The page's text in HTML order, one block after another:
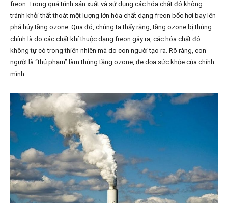
freon. Trong quá trình sản xuất và sử dụng các hóa chất đó không
tránh khỏi thất thoát một lượng lớn hóa chất dạng freon bốc hơi bay lên
phá hủy tầng ozone. Qua đó, chúng ta thấy rằng, tầng ozone bị thủng
chính là do các chất khí thuộc dạng freon gây ra, các hóa chất đó
không tự có trong thiên nhiên mà do con người tạo ra. Rõ ràng, con
người là “thủ phạm” làm thủng tầng ozone, đe dọa sức khỏe của chính
mình.